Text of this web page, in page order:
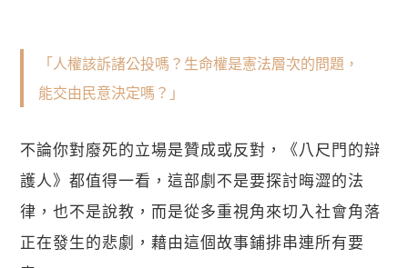
「人權該訴諸公投嗎？生命權是憲法層次的問題，
能交由民意決定嗎？」
不論你對廢死的立場是贊成或反對，《八尺門的辯
護人》都值得一看，這部劇不是要探討晦澀的法
律，也不是說教，而是從多重視角來切入社會角落
正在發生的悲劇，藉由這個故事鋪排串連所有要